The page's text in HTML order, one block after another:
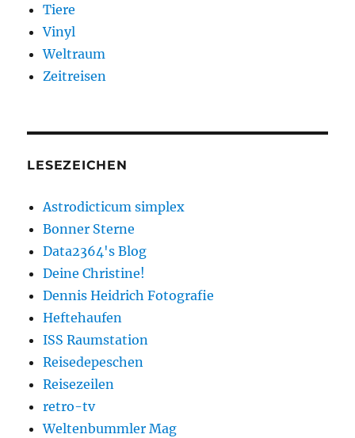
Tiere
Vinyl
Weltraum
Zeitreisen
LESEZEICHEN
Astrodicticum simplex
Bonner Sterne
Data2364's Blog
Deine Christine!
Dennis Heidrich Fotografie
Heftehaufen
ISS Raumstation
Reisedepeschen
Reisezeilen
retro-tv
Weltenbummler Mag